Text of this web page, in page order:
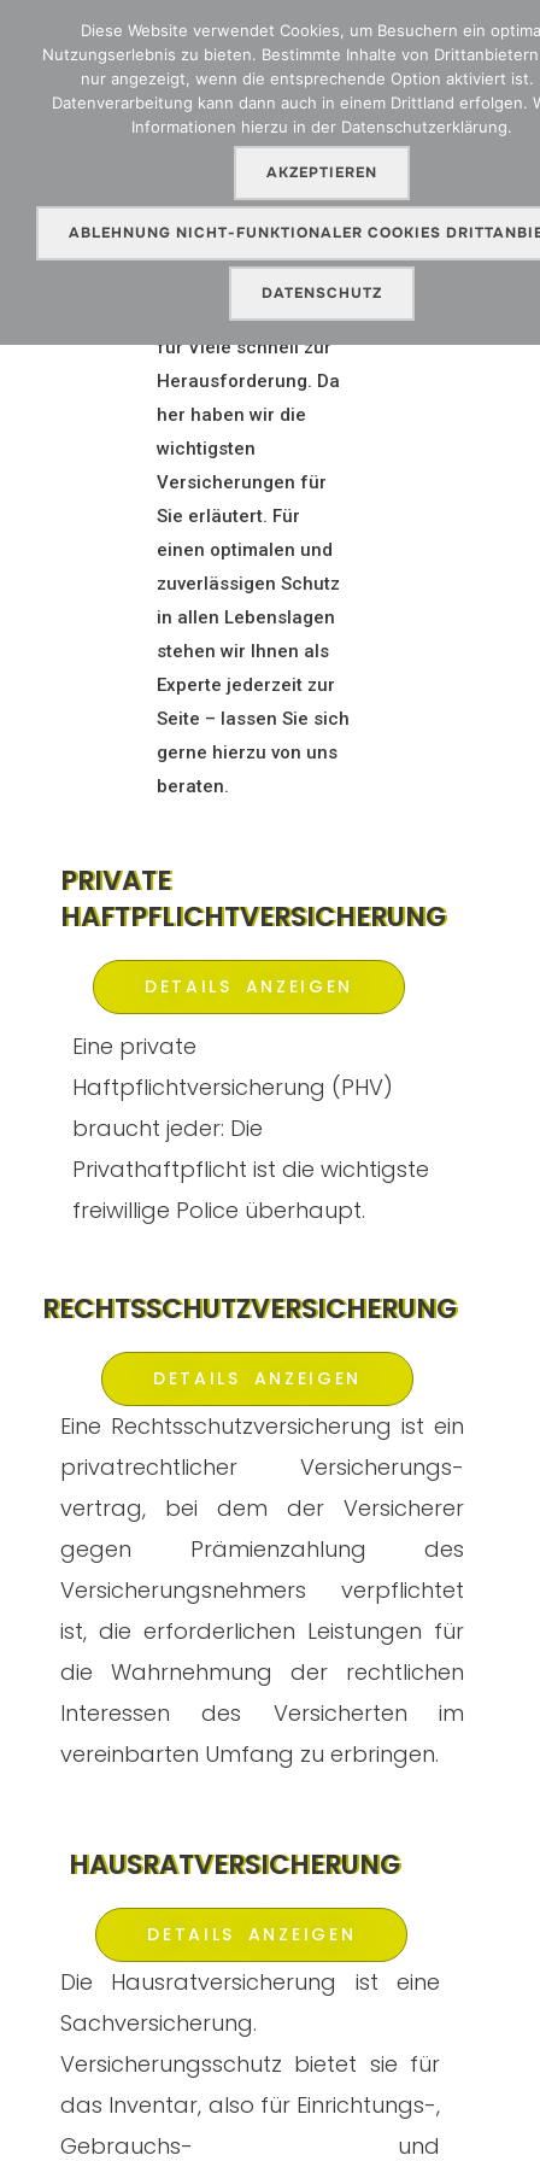
VERSICHERUNGSARTEN
gel zu bewahren wird
für Viele schnell zur
Herausforderung. Da
her haben wir die
wichtigsten
Versicherungen für
Sie erläutert. Für
einen optimalen und
zuverlässigen Schutz
in allen Lebenslagen
stehen wir Ihnen als
Experte jederzeit zur
Seite – lassen Sie sich
gerne hierzu von uns
beraten.
PRIVATE
HAFTPFLICHTVERSICHERUNG
DETAILS ANZEIGEN
Eine private
Haftpflichtversicherung (PHV)
braucht jeder: Die
Privathaftpflicht ist die wichtigste
freiwillige Police überhaupt.
RECHTSSCHUTZVERSICHERUNG
DETAILS ANZEIGEN
Eine Rechtsschutzversicherung ist ein
privatrechtlicher Versicherungs-
vertrag, bei dem der Versicherer
gegen Prämienzahlung des
Versicherungsnehmers verpflichtet
ist, die erforderlichen Leistungen für
die Wahrnehmung der rechtlichen
Interessen des Versicherten im
vereinbarten Umfang zu erbringen.
HAUSRATVERSICHERUNG
DETAILS ANZEIGEN
Die Hausratversicherung ist eine
Sachversicherung.
Versicherungsschutz bietet sie für
das Inventar, also für Einrichtungs-,
Gebrauchs- und
Diese Website verwendet Cookies, um Besuchern ein
Nutzungserlebnis zu bieten. Bestimmte Inhalte von
nur angezeigt, wenn die entsprechende Option aktiviert ist.
Datenverarbeitung kann dann auch in einem Drittland erfolgen.
Informationen hierzu in der Datenschutzerklärung.
AKZEPTIEREN
ABLEHNUNG NICHT-FUNKTIONALER COOKIES
DATENSCHUTZ